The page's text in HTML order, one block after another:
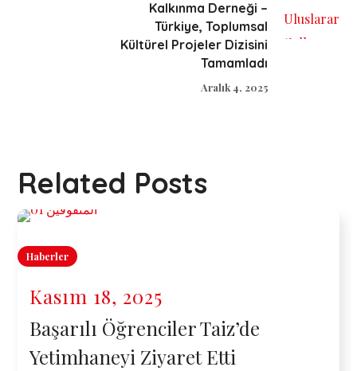
Kalkınma Derneği –
Türkiye, Toplumsal
Kültürel Projeler Dizisini
Tamamladı
Aralık 4, 2025
Related Posts
Haberler
Kasım 18, 2025
Başarılı Öğrenciler Taiz’de
Yetimhaneyi Ziyaret Etti